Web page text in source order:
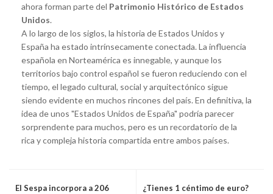
ahora forman parte del Patrimonio Histórico de Estados
Unidos.
A lo largo de los siglos, la historia de Estados Unidos y
España ha estado intrínsecamente conectada. La influencia
española en Norteamérica es innegable, y aunque los
territorios bajo control español se fueron reduciendo con el
tiempo, el legado cultural, social y arquitectónico sigue
siendo evidente en muchos rincones del país. En definitiva, la
idea de unos "Estados Unidos de España" podría parecer
sorprendente para muchos, pero es un recordatorio de la
rica y compleja historia compartida entre ambos países.
El Sespa incorpora a 206
¿Tienes 1 céntimo de euro?